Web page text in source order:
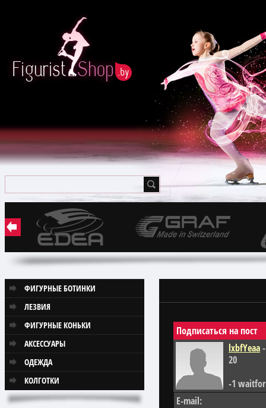
ФИГУРНЫЕ БОТИНКИ
ЛЕЗВИЯ
ФИГУРНЫЕ КОНЬКИ
АКСЕССУАРЫ
ОДЕЖДА
КОЛГОТКИ
Подписаться на пост
lxbfYeaa-
20
-1
E-mail: